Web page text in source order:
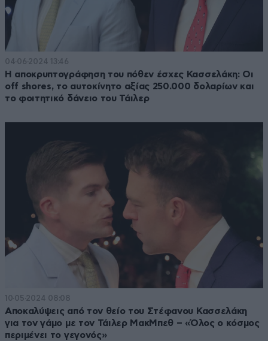
04·06·2024 13:46
Η αποκρυπτογράφηση του πόθεν έσχες Κασσελάκη: Οι
off shores, το αυτοκίνητο αξίας 250.000 δολαρίων και
το φοιτητικό δάνειο του Τάιλερ
10·05·2024 08:08
Αποκαλύψεις από τον θείο του Στέφανου Κασσελάκη
για τον γάμο με τον Τάιλερ ΜακΜπεθ – «Όλος ο κόσμος
περιμένει το γεγονός»